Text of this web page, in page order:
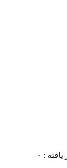
یافته : ۰